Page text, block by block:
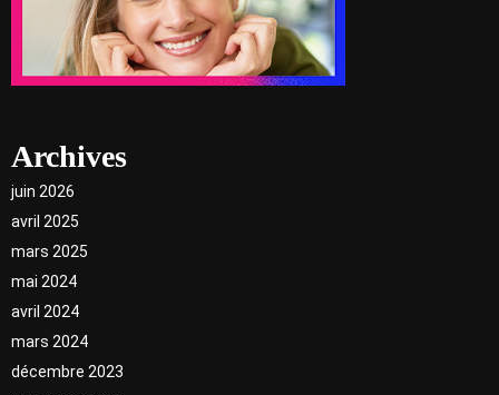
Archives
juin 2026
avril 2025
mars 2025
mai 2024
avril 2024
mars 2024
décembre 2023